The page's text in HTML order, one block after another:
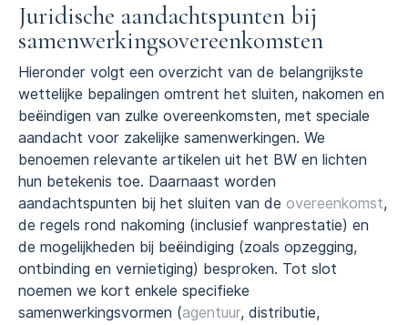
Juridische aandachtspunten bij
samenwerkingsovereenkomsten
Hieronder volgt een overzicht van de belangrijkste
wettelijke bepalingen omtrent het sluiten, nakomen en
beëindigen van zulke overeenkomsten, met speciale
aandacht voor zakelijke samenwerkingen. We
benoemen relevante artikelen uit het BW en lichten
hun betekenis toe. Daarnaast worden
aandachtspunten bij het sluiten van de overeenkomst,
de regels rond nakoming (inclusief wanprestatie) en
de mogelijkheden bij beëindiging (zoals opzegging,
ontbinding en vernietiging) besproken. Tot slot
noemen we kort enkele specifieke
samenwerkingsvormen (agentuur, distributie,